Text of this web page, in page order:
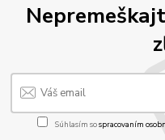
Súhlasím sospracovaním